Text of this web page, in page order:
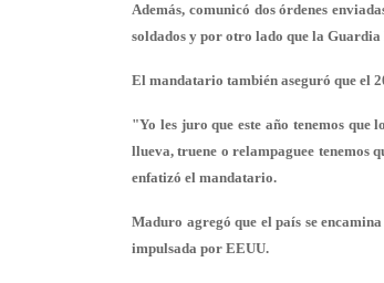
Además, comunicó dos órdenes
soldados y por otro lado que la
El mandatario también aseguró que el
"Yo les juro que este año tenemos
llueva, truene o relampaguee tenemos
enfatizó el mandatario.
Maduro agregó que el país se
impulsada por EEUU.